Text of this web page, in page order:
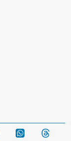
Telegram WhatsApp